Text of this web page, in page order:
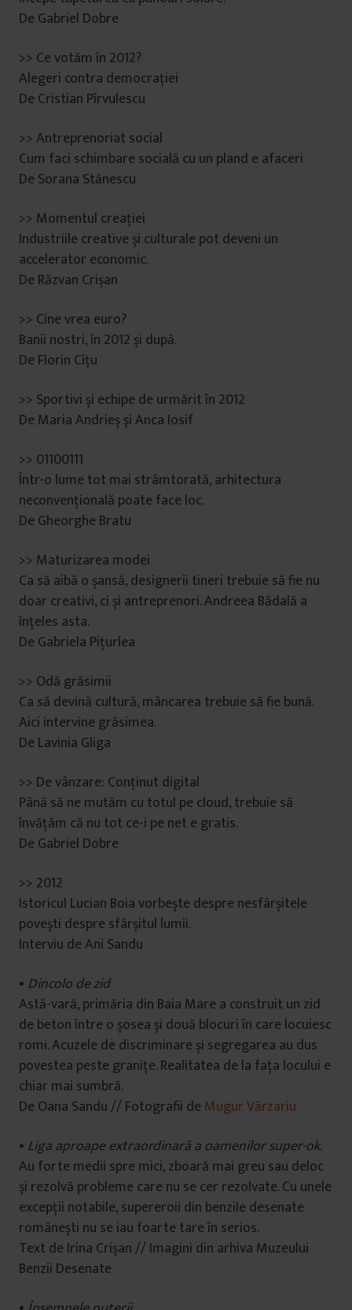
De Gabriel Dobre
>> Ce votăm în 2012?
Alegeri contra democrației
De Cristian Pîrvulescu
>> Antreprenoriat social
Cum faci schimbare socială cu un pland e afaceri
De Sorana Stănescu
>> Momentul creației
Industriile creative și culturale pot deveni un
accelerator economic.
De Răzvan Crișan
>> Cine vrea euro?
Banii nostri, în 2012 și după.
De Florin Cîțu
>> Sportivi și echipe de urmărit în 2012
De Maria Andrieș și Anca Iosif
>> 01100111
Într-o lume tot mai strâmtorată, arhitectura
neconvențională poate face loc.
De Gheorghe Bratu
>> Maturizarea modei
Ca să aibă o șansă, designerii tineri trebuie să fie nu
doar creativi, ci și antreprenori. Andreea Bădală a
înțeles asta.
De Gabriela Pițurlea
>> Odă grăsimii
Ca să devină cultură, mâncarea trebuie să fie bună.
Aici intervine grăsimea.
De Lavinia Gliga
>> De vânzare: Conținut digital
Până să ne mutăm cu totul pe cloud, trebuie să
învățăm că nu tot ce-i pe net e gratis.
De Gabriel Dobre
>> 2012
Istoricul Lucian Boia vorbește despre nesfârșitele
povești despre sfârșitul lumii.
Interviu de Ani Sandu
• Dincolo de zid
Astă-vară, primăria din Baia Mare a construit un zid
de beton între o șosea și două blocuri în care locuiesc
romi. Acuzele de discriminare și segregarea au dus
povestea peste granițe. Realitatea de la fața locului e
chiar mai sumbră.
De Oana Sandu // Fotografii de Mugur Vărzariu
• Liga aproape extraordinară a oamenilor super-ok.
Au forte medii spre mici, zboară mai greu sau deloc
și rezolvă probleme care nu se cer rezolvate. Cu unele
excepții notabile, supereroii din benzile desenate
românești nu se iau foarte tare în serios.
Text de Irina Crișan // Imagini din arhiva Muzeului
Benzii Desenate